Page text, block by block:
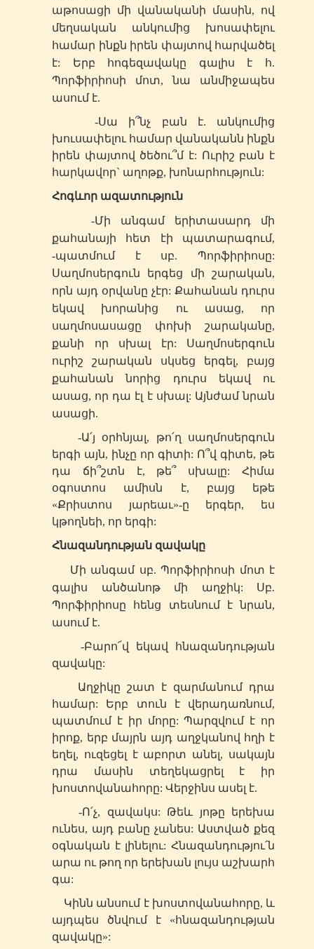
աթոսացի մի վանականի մասին, ով
մեղսական անկումից խոսափելու
համար ինքն իրեն փայտով հարվածել
է: Երբ հոգեզավակը գալիս է հ.
Պորֆիրիոսի մոտ, նա անմիջապես
ասում է.
-Սա ի՞նչ բան է. անկումից
խուսափելու համար վանականն ինքն
իրեն փայտով ծեծու՞մ է: Ուրիշ բան է
հարկավոր` աղոթք, խոնարհություն:
Հոգևոր ազատություն
-Մի անգամ երիտասարդ մի
քահանայի հետ էի պատարագում,
-պատմում է սբ. Պորֆիրիոսը:
Սաղմոսերգուն երգեց մի շարական,
որն այդ օրվանը չէր: Քահանան դուրս
եկավ խորանից ու ասաց, որ
սաղմոսասացը փոխի շարականը,
քանի որ սխալ էր: Սաղմոսերգուն
ուրիշ շարական սկսեց երգել, բայց
քահանան նորից դուրս եկավ ու
ասաց, որ դա էլ է սխալ: Այնժամ նրան
ասացի.
-Ա՛յ օրհնյալ, թո՛ղ սաղմոսերգուն
երգի այն, ինչը որ գիտի: Ո՞վ գիտե, թե
դա ճի՞շտն է, թե՞ սխալը: Հիմա
օգոստոս ամիսն է, բայց եթե
«Քրիստոս յարեաւ»-ը երգեր, ես
կթողնեի, որ երգի:
Հնազանդության զավակը
Մի անգամ սբ. Պորֆիրիոսի մոտ է
գալիս անծանոթ մի աղջիկ: Սբ.
Պորֆիրիոսը հենց տեսնում է նրան,
ասում է.
-Բարո՜վ եկավ հնազանդության
զավակը:
Աղջիկը շատ է զարմանում դրա
համար: Երբ տուն է վերադառնում,
պատմում է իր մորը: Պարզվում է որ
իրոք, երբ մայրն այդ աղջկանով հղի է
եղել, ուզեցել է աբորտ անել, սակայն
դրա մասին տեղեկացրել է իր
խոստովանահորը: Վերջինս ասել է.
-Ո՛չ, զավակս: Թեև յոթը երեխա
ունես, այդ բանը չանես: Աստված քեզ
օգնական է լինելու: Հնազանդությու՛ն
արա ու թող որ երեխան լույս աշխարհ
գա:
Կինն անսում է խոստովանահորը, և
այդպես ծնվում է «հնազանդության
զավակը»: